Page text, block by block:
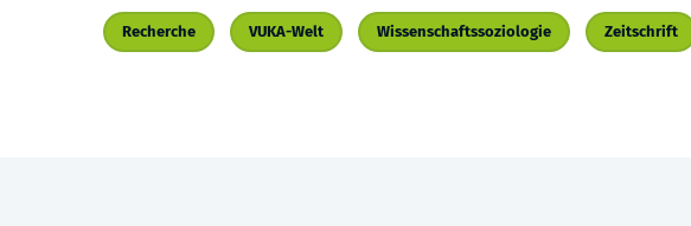
Recherche VUKA-Welt Wissenschaftssoziologie Zeitschrift